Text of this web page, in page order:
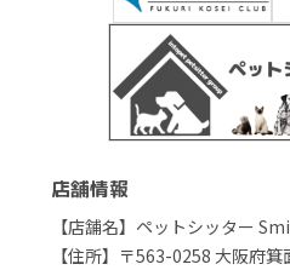
店舗情報
【店舗名】ペットシッター
【住所】〒563-0258 大阪府